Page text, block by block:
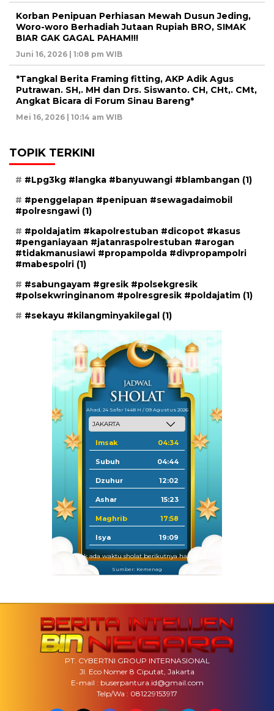
Korban Penipuan Perhiasan Mewah Dusun Jeding,
Woro-woro Berhadiah Jutaan Rupiah BRO, SIMAK
BIAR GAK GAGAL PAHAM!!!
Juni 16, 2026 | 1:08 pm WIB
*Tangkal Berita Framing fitting, AKP Adik Agus
Putrawan. SH,. MH dan Drs. Siswanto. CH, CHt,. CMt,
Angkat Bicara di Forum Sinau Bareng*
Mei 16, 2026 | 10:14 am WIB
TOPIK TERKINI
#Lpg3kg #langka #banyuwangi #blambangan (1)
#penggelapan #penipuan #sewagadaimobil
#polresngawi (1)
#poldajatim #kapolrestuban #dicopot #kasus
#penganiayaan #jatanraspolrestuban #arogan
#tidakmanusiawi #propampolda #divpropampolri
#mabespolri (1)
#sabungayam #gresik #polsekgresik
#polsekwringinanom #polresgresik #poldajatim (1)
#sekayu #kilangminyakilegal (1)
Ahad, 24 Safar 1448 H / 09 Agustus 2026
Imsak 04:34
Subuh 04:44
Dzuhur 12:02
Ashar 15:23
Maghrib 17:58
Isya 19:09
Tidak ada waktu sholat berikutnya hari ini.
Sumber: Kemenag
PT. CYBERTNI GROUP INTERNASIONAL
Jl. Eco Nomer 8 Ciputat, Jakarta
E-mail : buserpantura.id@gmail.com
Telp/Wa : 081229153917